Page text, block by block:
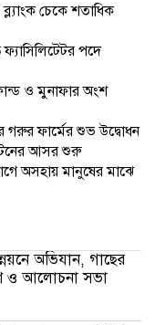
চেকে শতাধিক
ফ্যাসিলিটেটর পদে
ও মুনাফার অংশ
গরুর ফার্মের শুভ উদ্বোধন
আসর শুরু
অসহায় মানুষের মাঝে
অভিযান, গাছের
ও আলোচনা সভা